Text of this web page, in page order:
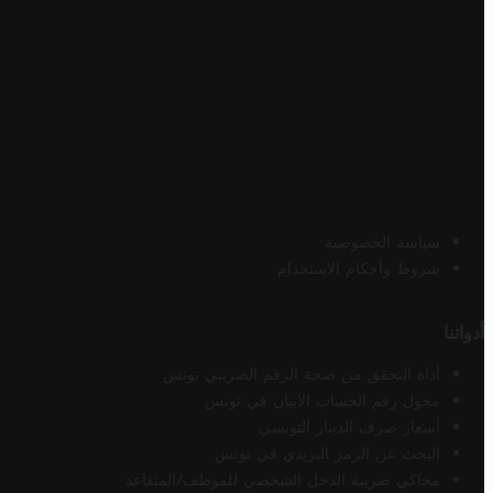
سياسة الخصوصية
شروط وأحكام الاستخدام
أدواتنا
أداة التحقق من صحة الرقم الضريبي تونس
محول رقم الحساب الآيبان في تونس
أسعار صرف الدينار التونسي
البحث عن الرمز البريدي في تونس
محاكي ضريبة الدخل الشخصي للموظف/المتقاعد